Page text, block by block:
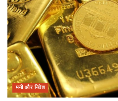
मनी और निवेश